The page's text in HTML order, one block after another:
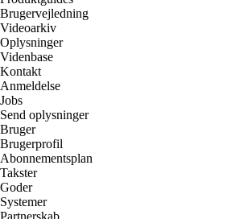
Brugervejledning
Videoarkiv
Oplysninger
Videnbase
Kontakt
Anmeldelse
Jobs
Send oplysninger
Bruger
Brugerprofil
Abonnementsplan
Takster
Goder
Systemer
Partnerskab